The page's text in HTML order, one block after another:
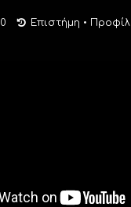
Επιστήμη • Προφίλ